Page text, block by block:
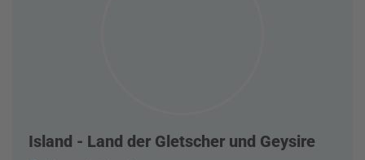
Island - Land der Gletscher und Geysire